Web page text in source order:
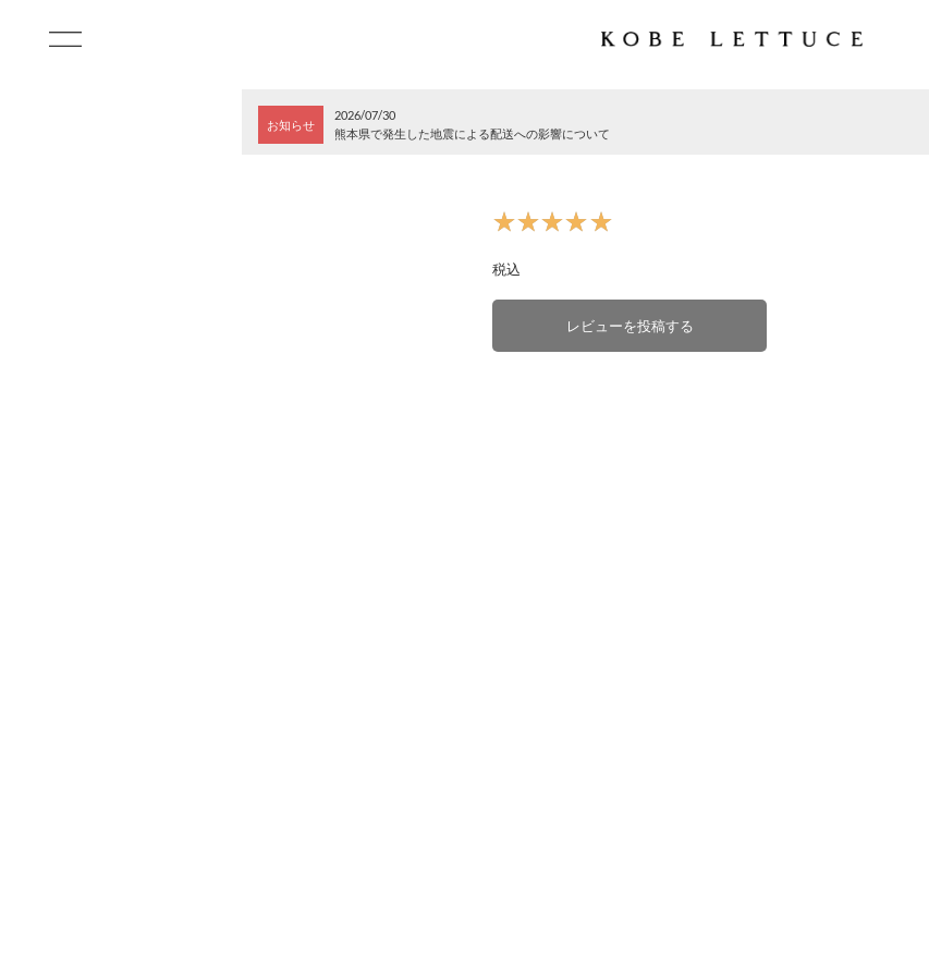
お知らせ
2026/07/30
熊本県で発生した地震による配送への影響について
★★★★★
★★★★★
税込
レビューを投稿する